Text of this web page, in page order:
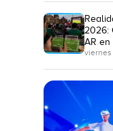
2026:
AR en